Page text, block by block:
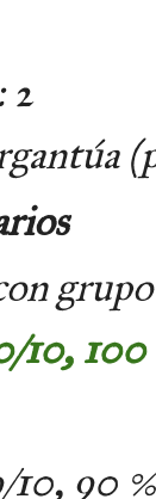
2
10, 100
10, 90 %